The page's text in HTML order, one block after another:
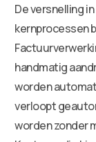
De versnelling
kernprocessen
handmatig
worden
verloopt
worden zonder